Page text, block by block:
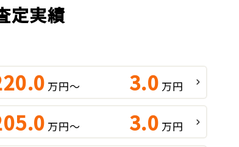
定実績
万円～ 3.0 万円
万円～ 3.0 万円